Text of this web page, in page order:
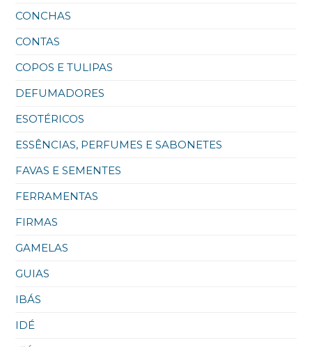
CONCHAS
CONTAS
COPOS E TULIPAS
DEFUMADORES
ESOTÉRICOS
ESSÊNCIAS, PERFUMES E SABONETES
FAVAS E SEMENTES
FERRAMENTAS
FIRMAS
GAMELAS
GUIAS
IBÁS
IDÉ